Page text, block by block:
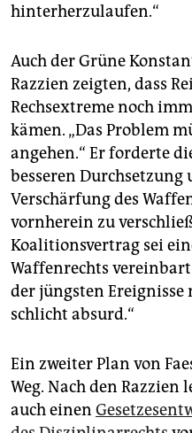
hinterherzulaufen.“
Auch der Grüne
Razzien zeigten, dass
Rechsextreme noch
kämen. „Das Problem
angehen.“ Er forderte
besseren Durchsetzung
Verschärfung des
vornherein zu
Koalitionsvertrag sei
Waffenrechts
der jüngsten
schlicht absurd.“
Ein zweiter Plan von
Weg. Nach den
auch einen